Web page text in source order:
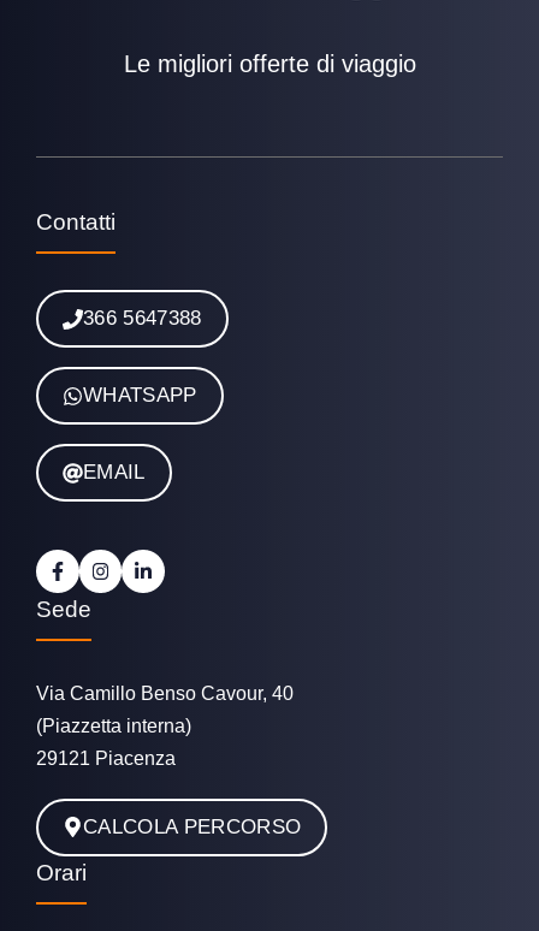
Le migliori offerte di viaggio
Contatti
366 5647388
WHATSAPP
EMAIL
Sede
Via Camillo Benso Cavour, 40
(Piazzetta interna)
29121 Piacenza
CALCOLA PERCORSO
Orari